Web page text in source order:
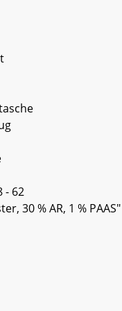
- 62
30 % AR, 1 % PAAS"